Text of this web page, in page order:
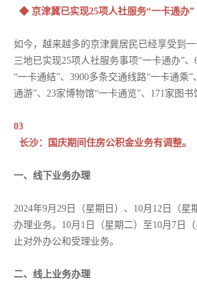
◆ 京津冀已实现25项人社服务“一卡通办”
如今，越来越多的京津冀居民已经享受到一
三地已实现25项人社服务事项“一卡通办”
“一卡通结”、3900多条交通线路“一卡通乘
通游”、23家博物馆“一卡通览”、171家图书
03
长沙：国庆期间住房公积金业务有调整。
一、线下业务办理
2024年9月29日（星期日）、10月12日（星
办理业务。10月1日（星期二）至10月7日
止对外办公和受理业务。
二、线上业务办理